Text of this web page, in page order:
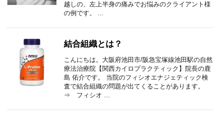
越しの、左上半身の痛みでお悩みのクライアント様
の例です。 ...
結合組織とは？
こんにちは。大阪府池田市/阪急宝塚線池田駅の自然
療法治療院【関西カイロプラクティック】院長の鹿
島 佑介です。 当院のフィシオエナジェティック検
査で結合組織の問題が出てくることがあります。
⇒ フィシオ ...